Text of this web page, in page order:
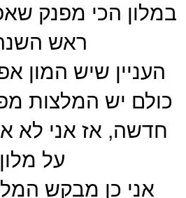
במלון הכי מפנק
ראש
העניין שיש המון
כולם יש המלצות
חדשה, אז אני לא
על
אני כן מבקש